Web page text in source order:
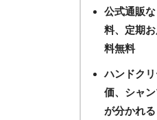
公式通販
料、定期
料無料
ハンドク
価、シャ
が分かれる